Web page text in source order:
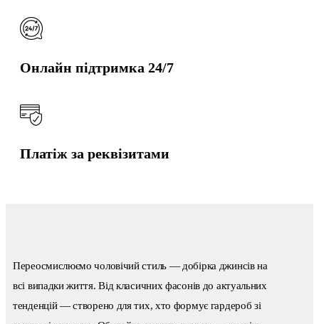
Онлайн підтримка 24/7
Платіж за реквізитами
Переосмислюємо чоловічий стиль — добірка джинсів на
всі випадки життя. Від класичних фасонів до актуальних
тенденцій — створено для тих, хто формує гардероб зі